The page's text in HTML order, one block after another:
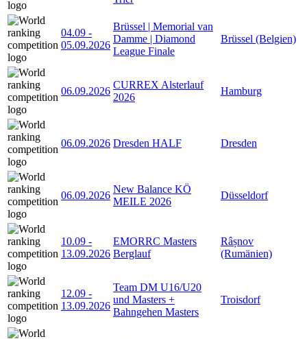
04.09 -
05.09.2026
Brüssel | Memorial van
Damme | Diamond
League Finale
Brüssel (Belgien)
06.09.2026
CURREX Alsterlauf
2026
Hamburg
06.09.2026 Dresden HALF Dresden
06.09.2026
New Balance KÖ
MEILE 2026
Düsseldorf
10.09 -
13.09.2026
EMORRC Masters
Berglauf
Râșnov
(Rumänien)
12.09 -
13.09.2026
Team DM U16/U20
und Masters +
Bahngehen Masters
Troisdorf